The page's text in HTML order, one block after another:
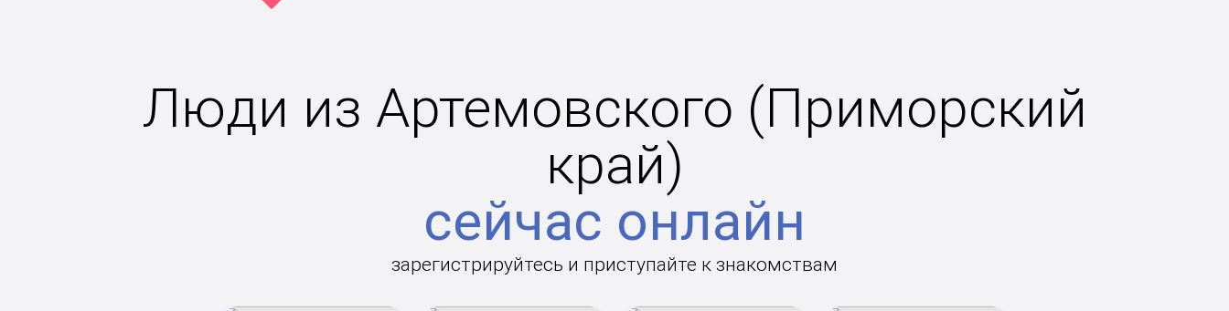
Люди из Артемовского (Приморский
край)
сейчас онлайн
зарегистрируйтесь и приступайте к знакомствам